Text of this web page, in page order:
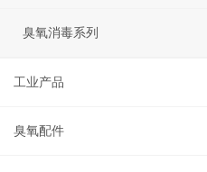
臭氧消毒系列
工业产品
臭氧配件